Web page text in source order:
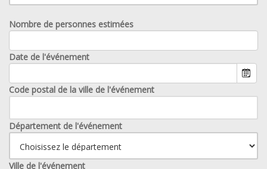
Nombre de personnes estimées
Date de l'événement
Code postal de la ville de l'événement
Département de l'événement
Ville de l'événement